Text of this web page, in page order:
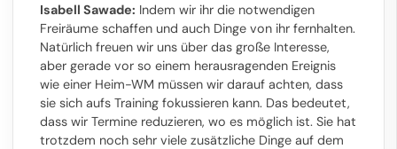
Isabell Sawade: Indem wir ihr die notwendigen
Freiräume schaffen und auch Dinge von ihr fernhalten.
Natürlich freuen wir uns über das große Interesse,
aber gerade vor so einem herausragenden Ereignis
wie einer Heim-WM müssen wir darauf achten, dass
sie sich aufs Training fokussieren kann. Das bedeutet,
dass wir Termine reduzieren, wo es möglich ist. Sie hat
trotzdem noch sehr viele zusätzliche Dinge auf dem